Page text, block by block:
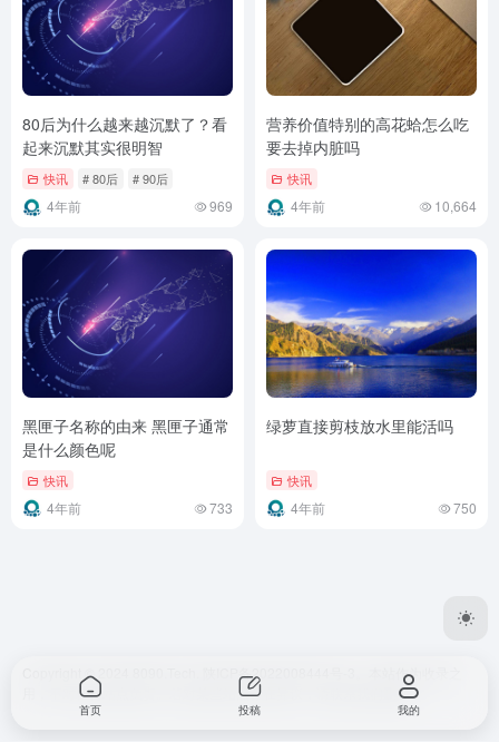
80后为什么越来越沉默了？看
起来沉默其实很明智
快讯 # 80后 # 90后
4年前 969
营养价值特别的高花蛤怎么吃
要去掉内脏吗
快讯
4年前 10,664
黑匣子名称的由来 黑匣子通常
是什么颜色呢
快讯
4年前 733
绿萝直接剪枝放水里能活吗
快讯
4年前 750
Copyright © 2024 8090.Tech. 陕ICP备2022008444号-3
。本站作为收录之
用，不对任何站点负责。若对某些站点存在异议，请联系我们删除。
首页 投稿 我的